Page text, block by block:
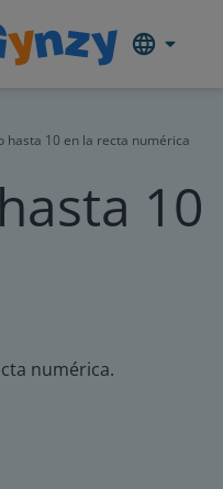
hasta 10 en la recta numérica
10
numérica.